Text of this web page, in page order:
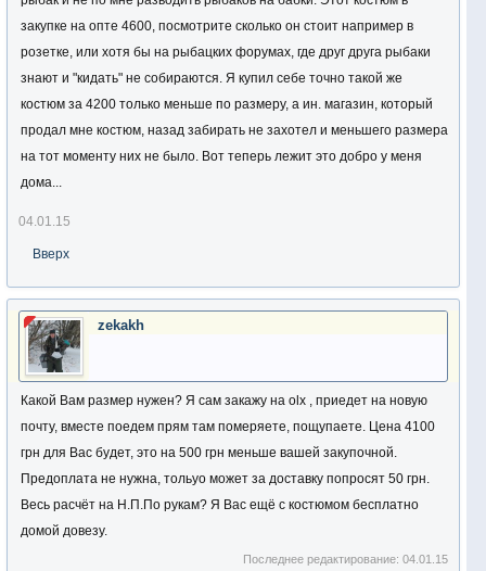
закупке на опте 4600, посмотрите сколько он стоит например в
розетке, или хотя бы на рыбацких форумах, где друг друга рыбаки
знают и "кидать" не собираются. Я купил себе точно такой же
костюм за 4200 только меньше по размеру, а ин. магазин, который
продал мне костюм, назад забирать не захотел и меньшего размера
на тот моменту них не было. Вот теперь лежит это добро у меня
дома...
04.01.15
Вверх
zekakh
Какой Вам размер нужен? Я сам закажу на olx , приедет на новую
почту, вместе поедем прям там померяете, пощупаете. Цена 4100
грн для Вас будет, это на 500 грн меньше вашей закупочной.
Предоплата не нужна, тольуо может за доставку попросят 50 грн.
Весь расчёт на Н.П.По рукам? Я Вас ещё с костюмом бесплатно
домой довезу.
Последнее редактирование:04.01.15